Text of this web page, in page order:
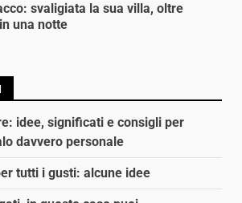
svaligiata la sua villa, oltre
una notte
idee, significati e consigli per
davvero personale
tutti i gusti: alcune idee